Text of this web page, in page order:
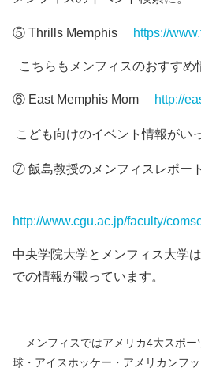
⑤ Thrills Memphis https://
こちらもメンフィスのおすすめ
⑥ East Memphis Mom http://
こども向けのイベント情報がい
⑦ 飯島教授のメンフィスレポー
http://www.cgu.ac.jp/faculty/
中央学院大学とメンフィス大学
での情報が載っています。
メンフィスではアメリカ4大スポ
球・アイスホッケー・アメリカンフ